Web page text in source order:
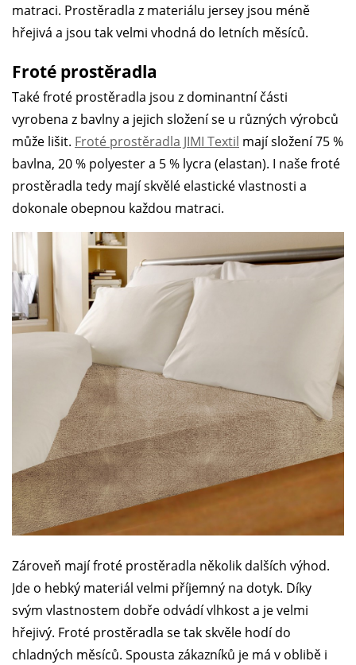
matraci. Prostěradla z materiálu jersey jsou méně
hřejivá a jsou tak velmi vhodná do letních měsíců.
Froté prostěradla
Také froté prostěradla jsou z dominantní části
vyrobena z bavlny a jejich složení se u různých výrobců
může lišit. Froté prostěradla JIMI Textil mají složení 75 %
bavlna, 20 % polyester a 5 % lycra (elastan). I naše froté
prostěradla tedy mají skvělé elastické vlastnosti a
dokonale obepnou každou matraci.
Zároveň mají froté prostěradla několik dalších výhod.
Jde o hebký materiál velmi příjemný na dotyk. Díky
svým vlastnostem dobře odvádí vlhkost a je velmi
hřejivý. Froté prostěradla se tak skvěle hodí do
chladných měsíců. Spousta zákazníků je má v oblibě i